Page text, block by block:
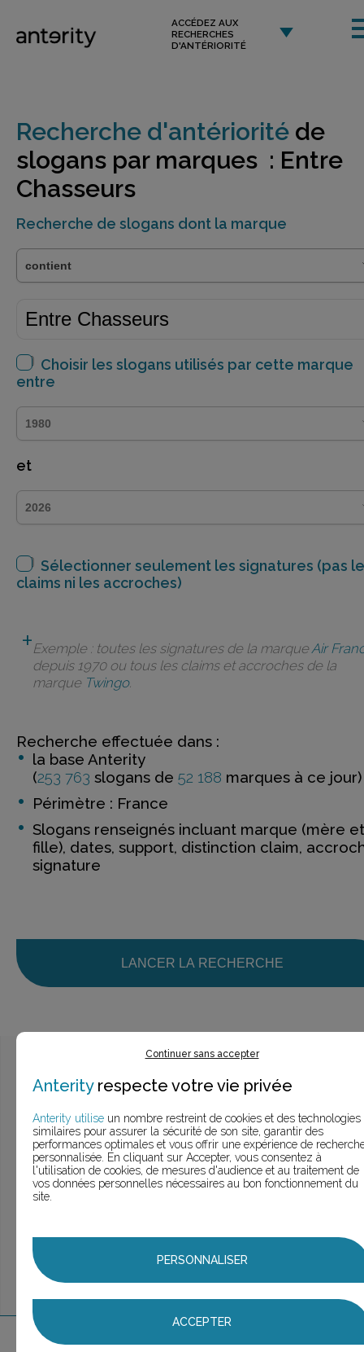
ACCÉDEZ AUX
RECHERCHES
D'ANTÉRIORITÉ
Recherche d'antériorité de
slogans par marques : Entre
Chasseurs
Recherche de slogans dont la marque
Choisir les slogans utilisés par cette marque
entre
et
Sélectionner seulement les signatures (pas
claims ni les accroches)
Exemple : toutes les signatures de la marqueAir
depuis 1970 ou tous les claims et accroches de la
marque Twingo.
Recherche effectuée dans :
la base Anterity
(253 763 slogans de 52 188 marques à ce jour)
Périmètre : France
Slogans renseignés incluant marque (mère et
fille), dates, support, distinction claim,
signature
LANCER LA RECHERCHE
Ce n’est pas exactement ce que je recherche
> Voir larecherche approfondie
> Voir larecherche personnalisée
marquetrouvée
Continuer sans accepter
Anterityrespecte votre vie privée
Anterity utilise un nombre restreint de cookies et des technologies
similaires pour assurer la sécurité de son site, garantir des
performances optimales et vous offrir une expérience de
personnalisée. En cliquant sur Accepter, vous consentez à
l'utilisation de cookies, de mesures d'audience et au traitement de
vos données personnelles nécessaires au bon fonctionnement du
site.
PERSONNALISER
ACCEPTER